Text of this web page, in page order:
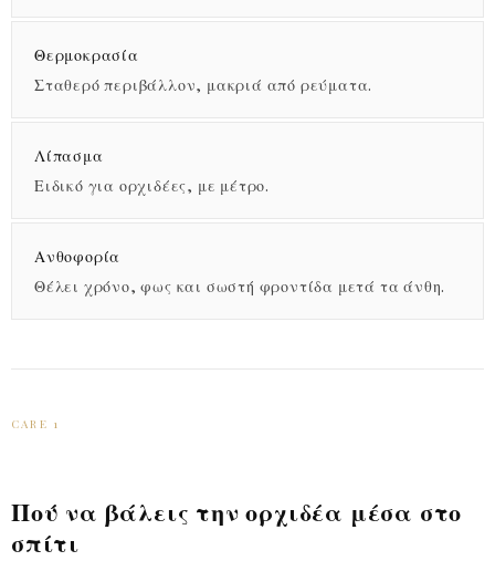
Θερμοκρασία
Σταθερό περιβάλλον, μακριά από ρεύματα.
Λίπασμα
Ειδικό για ορχιδέες, με μέτρο.
Ανθοφορία
Θέλει χρόνο, φως και σωστή φροντίδα μετά τα άνθη.
CARE 1
Πού να βάλεις την ορχιδέα μέσα στο
σπίτι